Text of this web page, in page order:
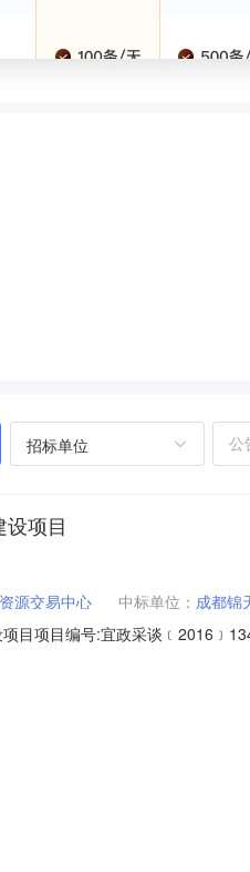
招标单位
项目
源交易中心 中标单位： 成都锦
目项目编号:宜政采谈
公告签约履行采购人名称：宜宾